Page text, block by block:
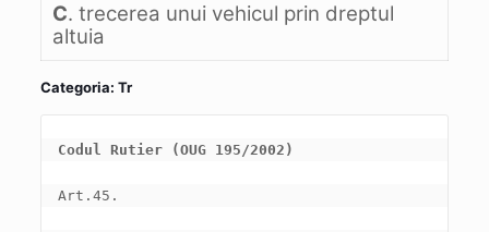
C. trecerea unui vehicul prin dreptul
altuia
Categoria: Tr
Codul Rutier (OUG 195/2002)